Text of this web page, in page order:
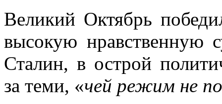
Великий Октябрь
высокую нравственную
Сталин, в острой
за теми, «чей режим не